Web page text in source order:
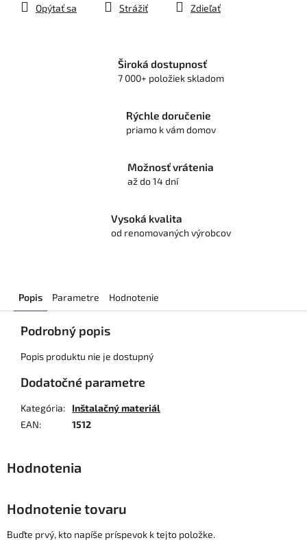
Opýtať sa Strážiť Zdieľať
Široká dostupnosť
7 000+ položiek skladom
Rýchle doručenie
priamo k vám domov
Možnosť vrátenia
až do 14 dní
Vysoká kvalita
od renomovaných výrobcov
Popis Parametre Hodnotenie
Podrobný popis
Popis produktu nie je dostupný
Dodatočné parametre
Kategória:
Inštalačný materiál
EAN: 1512
Hodnotenie tovaru
Buďte prvý, kto napíše príspevok k tejto položke.